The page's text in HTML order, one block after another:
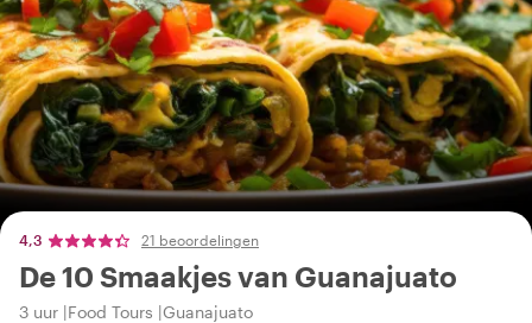
4,3 21 beoordelingen
De 10 Smaakjes van Guanajuato
3 uur Food Tours Guanajuato